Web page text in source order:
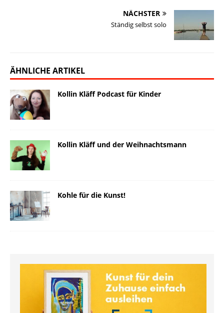
NÄCHSTER
Ständig selbst solo
ÄHNLICHE ARTIKEL
Kollin Kläff Podcast für Kinder
Kollin Kläff und der Weihnachtsmann
Kohle für die Kunst!